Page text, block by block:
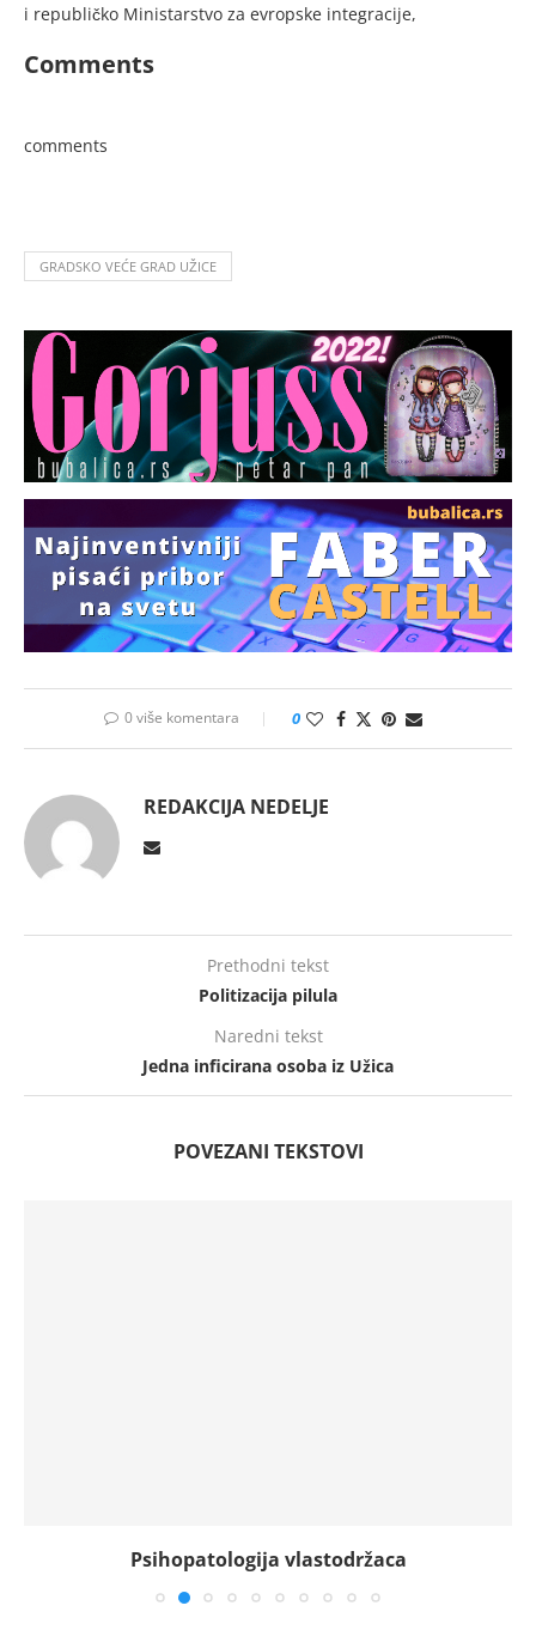
i republičko Ministarstvo za evropske integracije,
Comments
comments
GRADSKO VEĆE GRAD UŽICE
0 više komentara 0
REDAKCIJA NEDELJE
Prethodni tekst
Politizacija pilula
Naredni tekst
Jedna inficirana osoba iz Užica
POVEZANI TEKSTOVI
Psihopatologija vlastodržaca